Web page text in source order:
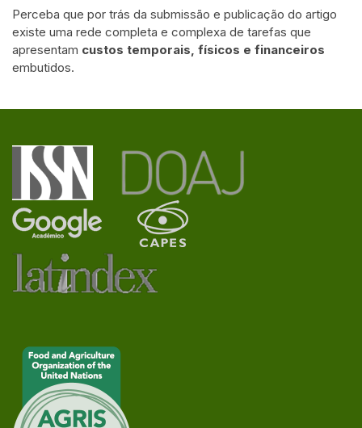
Perceba que por trás da submissão e publicação do artigo
existe uma rede completa e complexa de tarefas que
apresentam custos temporais, físicos e financeiros
embutidos.